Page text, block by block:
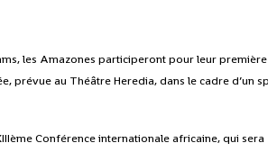
les Amazones participeront pour leur
prévue au Théâtre Heredia, dans le cadre d’un
Conférence internationale africaine, qui sera